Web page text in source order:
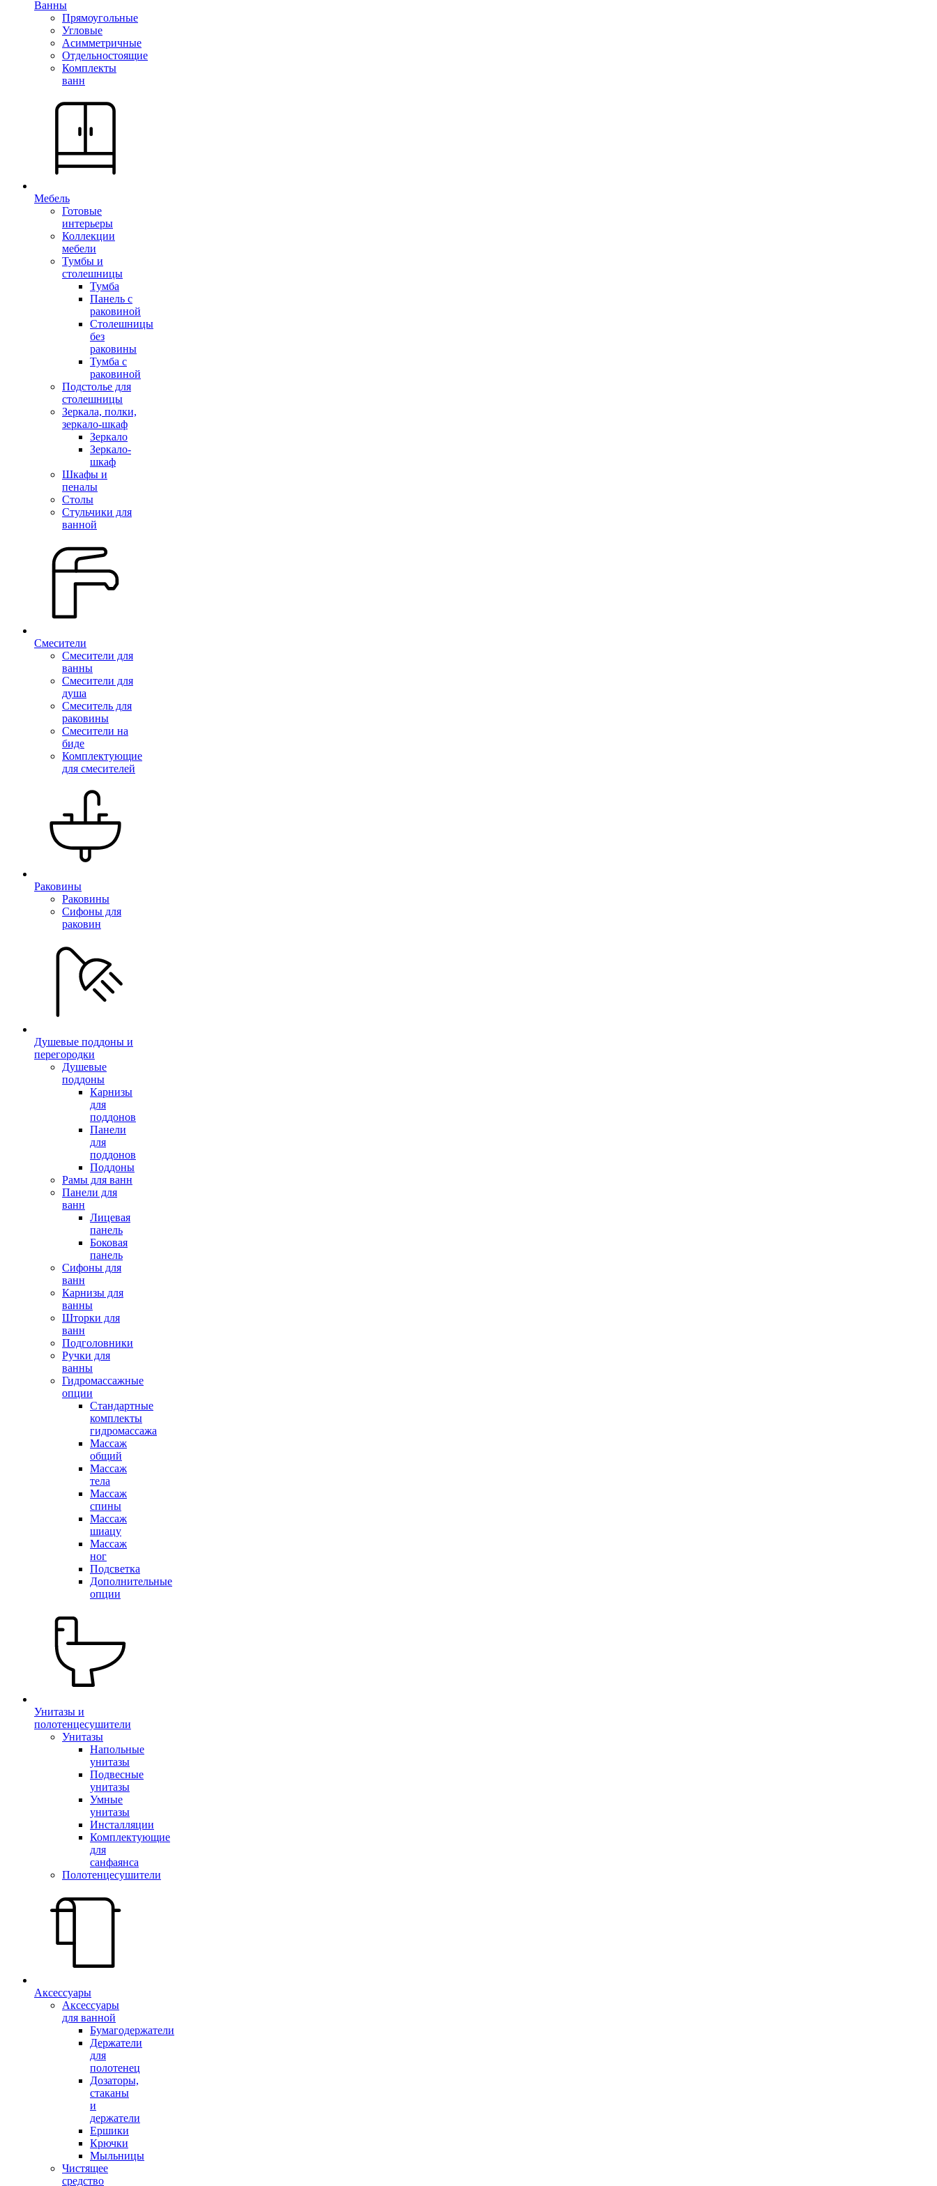
Ванны
Прямоугольные
Угловые
Асимметричные
Отдельностоящие
Комплекты
ванн
Мебель
Готовые
интерьеры
Коллекции
мебели
Тумбы и
столешницы
Тумба
Панель с
раковиной
Столешницы
без
раковины
Тумба с
раковиной
Подстолье для
столешницы
Зеркала, полки,
зеркало-шкаф
Зеркало
Зеркало-
шкаф
Шкафы и
пеналы
Столы
Стульчики для
ванной
Смесители
Смесители для
ванны
Смесители для
душа
Смеситель для
раковины
Смесители на
биде
Комплектующие
для смесителей
Раковины
Раковины
Сифоны для
раковин
Душевые поддоны и
перегородки
Душевые
поддоны
Карнизы
для
поддонов
Панели
для
поддонов
Поддоны
Рамы для ванн
Панели для
ванн
Лицевая
панель
Боковая
панель
Сифоны для
ванн
Карнизы для
ванны
Шторки для
ванн
Подголовники
Ручки для
ванны
Гидромассажные
опции
Стандартные
комплекты
гидромассажа
Массаж
общий
Массаж
тела
Массаж
спины
Массаж
шиацу
Массаж
ног
Подсветка
Дополнительные
опции
Унитазы и
полотенцесушители
Унитазы
Напольные
унитазы
Подвесные
унитазы
Умные
унитазы
Инсталляции
Комплектующие
для
санфаянса
Полотенцесушители
Аксессуары
Аксессуары
для ванной
Бумагодержатели
Держатели
для
полотенец
Дозаторы,
стаканы
и
держатели
Ершики
Крючки
Мыльницы
Чистящее
средство